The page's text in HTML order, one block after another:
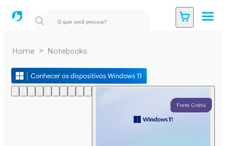
Home > Notebooks
Frete Grátis